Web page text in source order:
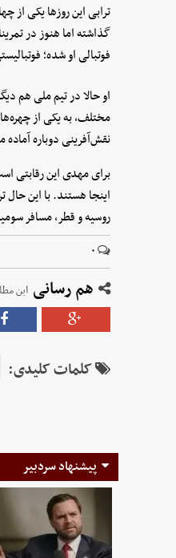
ترابی این روزها یکی از
گذاشته اما هنوز در
فوتبالی او شده؛
او حالا در تیم ملی هم
مختلف، به یکی از
نقش‌آفرینی دوباره
برای مهدی این رقابتی
اینجا هستند. با این
روسیه و قطر، مسافر
۰
هم رسانی این
کلمات کلیدی:
پیشنهاد سردبیر